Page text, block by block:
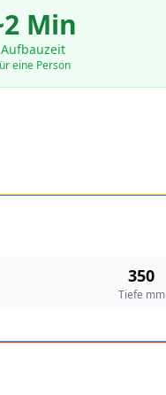
Min
Aufbauzeit
eine Person
350
Tiefe mm